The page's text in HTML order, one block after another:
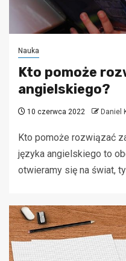
Nauka
Kto pomoże
angielskiego?
10 czerwca 2022 Daniel
Kto pomoże rozwiązać
języka angielskiego to
otwieramy się na świat,